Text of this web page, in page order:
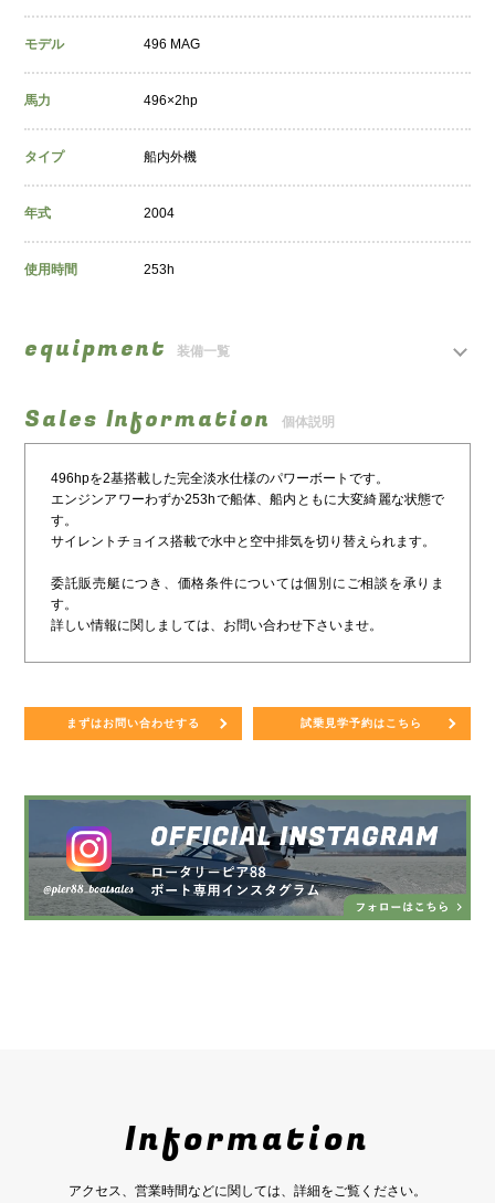
モデル 496 MAG
馬力 496×2hp
タイプ 船内外機
年式 2004
使用時間 253h
equipment 装備一覧
Sales Information 個体説明
496hpを2基搭載した完全淡水仕様のパワーボートです。
エンジンアワーわずか253hで船体、船内ともに大変綺麗な状態で
す。
サイレントチョイス搭載で水中と空中排気を切り替えられます。
委託販売艇につき、価格条件については個別にご相談を承りま
す。
詳しい情報に関しましては、お問い合わせ下さいませ。
まずはお問い合わせする 試乗見学予約はこちら
Information
アクセス、営業時間などに関しては、詳細をご覧ください。